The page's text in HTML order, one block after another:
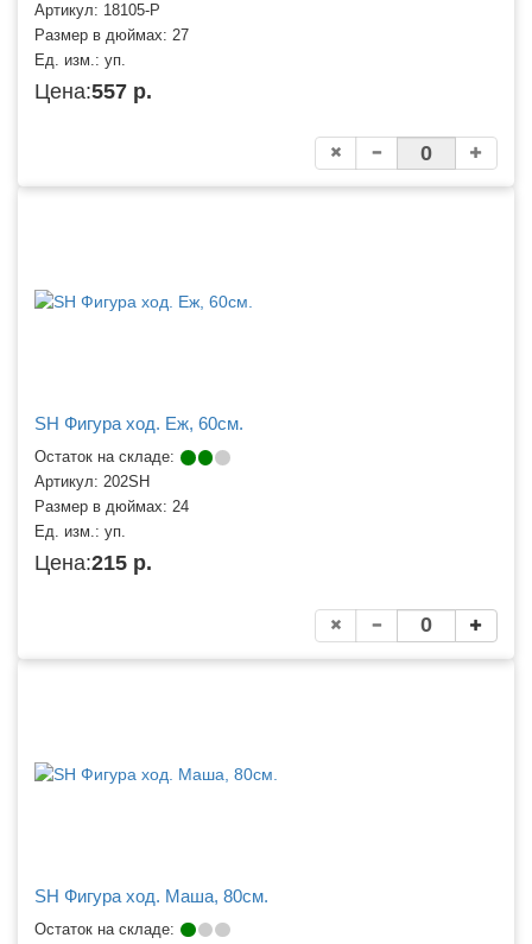
Артикул: 18105-P
Размер в дюймах: 27
Ед. изм.: уп.
Цена:557 р.
SH Фигура ход. Еж, 60см.
Остаток на складе:
Артикул: 202SH
Размер в дюймах: 24
Ед. изм.: уп.
Цена:215 р.
SH Фигура ход. Маша, 80см.
Остаток на складе: